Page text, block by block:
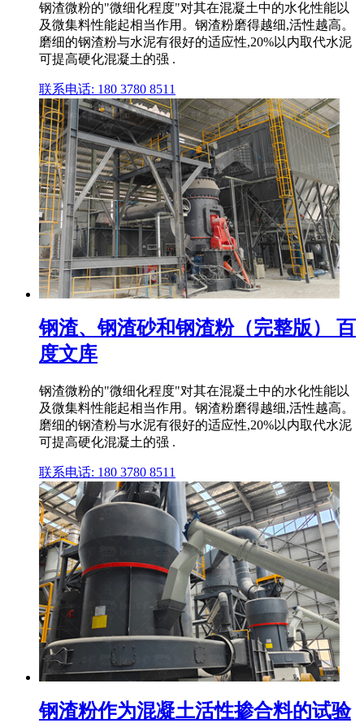
钢渣微粉的"微细化程度"对其在混凝土中的水化性能以
及微集料性能起相当作用。钢渣粉磨得越细,活性越高。
磨细的钢渣粉与水泥有很好的适应性,20%以内取代水泥
可提高硬化混凝土的强 .
联系电话: 180 3780 8511
钢渣、钢渣砂和钢渣粉（完整版） 百
度文库
钢渣微粉的"微细化程度"对其在混凝土中的水化性能以
及微集料性能起相当作用。钢渣粉磨得越细,活性越高。
磨细的钢渣粉与水泥有很好的适应性,20%以内取代水泥
可提高硬化混凝土的强 .
联系电话: 180 3780 8511
钢渣粉作为混凝土活性掺合料的试验